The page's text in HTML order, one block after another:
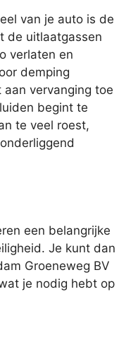
van je auto is de
de uitlaatgassen
verlaten en
demping
vervanging toe
begint te
te veel roest,
een belangrijke
Je kunt dan
Groeneweg BV
je nodig hebt op